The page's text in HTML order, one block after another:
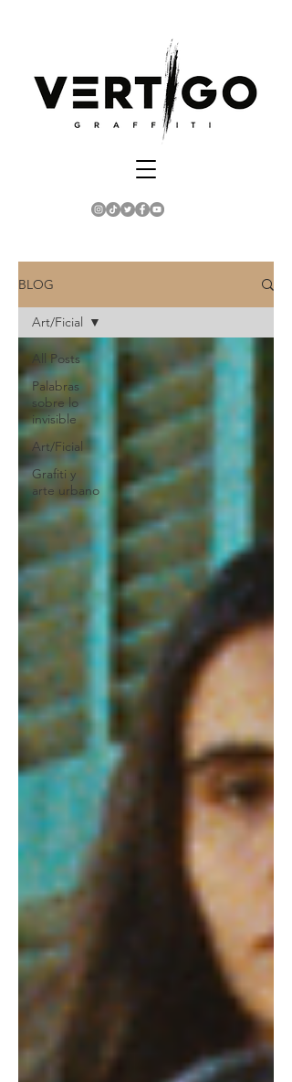
BLOG
All Posts
Palabras
sobre lo
invisible
Art/Ficial
Grafiti y
arte urbano
Art/Ficial